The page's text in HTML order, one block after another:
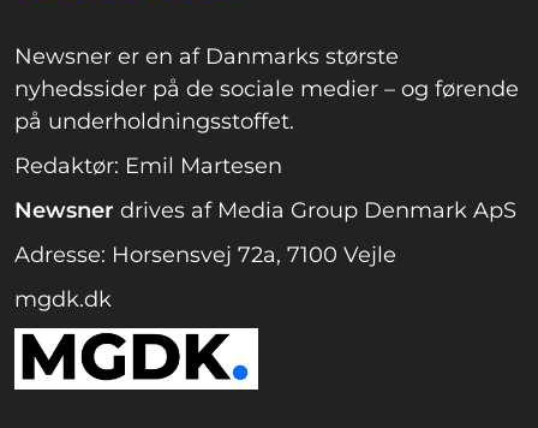
Newsner er en af Danmarks største
nyhedssider på de sociale medier – og førende
på underholdningsstoffet.
Redaktør: Emil Martesen
Newsner drives af Media Group Denmark ApS
Adresse: Horsensvej 72a, 7100 Vejle
mgdk.dk